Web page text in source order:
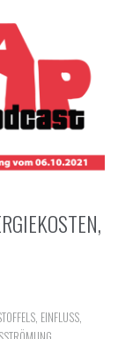
EINFLUSS